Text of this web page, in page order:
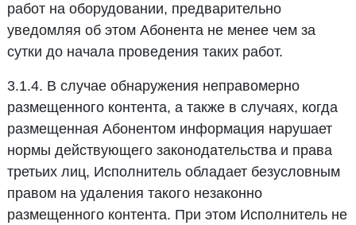
работ на оборудовании, предварительно
уведомляя об этом Абонента не менее чем за
сутки до начала проведения таких работ.
3.1.4. В случае обнаружения неправомерно
размещенного контента, а также в случаях, когда
размещенная Абонентом информация нарушает
нормы действующего законодательства и права
третьих лиц, Исполнитель обладает безусловным
правом на удаления такого незаконно
размещенного контента. При этом Исполнитель не